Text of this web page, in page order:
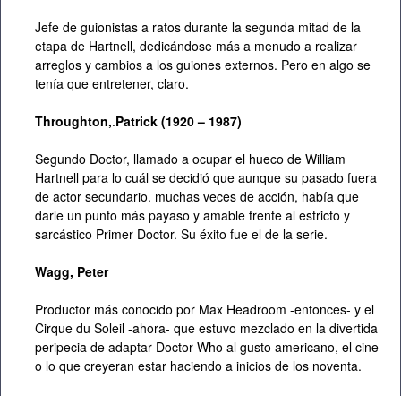
Jefe de guionistas a ratos durante la segunda mitad de la
etapa de Hartnell, dedicándose más a menudo a realizar
arreglos y cambios a los guiones externos. Pero en algo se
tenía que entretener, claro.
Throughton,.Patrick (1920 – 1987)
Segundo Doctor, llamado a ocupar el hueco de William
Hartnell para lo cuál se decidió que aunque su pasado fuera
de actor secundario. muchas veces de acción, había que
darle un punto más payaso y amable frente al estricto y
sarcástico Primer Doctor. Su éxito fue el de la serie.
Wagg, Peter
Productor más conocido por Max Headroom -entonces- y el
Cirque du Soleil -ahora- que estuvo mezclado en la divertida
peripecia de adaptar Doctor Who al gusto americano, el cine
o lo que creyeran estar haciendo a inicios de los noventa.